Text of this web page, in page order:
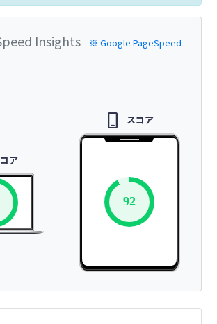
Insights ※ Google PageSpeed
ア
phone_iphone スコア
92